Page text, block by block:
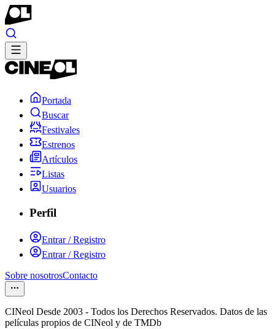
Portada
Buscar
Festivales
Estrenos
Artículos
Listas
Usuarios
Perfil
Entrar / Registro
Entrar / Registro
Sobre nosotrosContacto
CINeol Desde 2003 - Todos los Derechos Reservados. Datos de las
películas propios de CINeol y de TMDb